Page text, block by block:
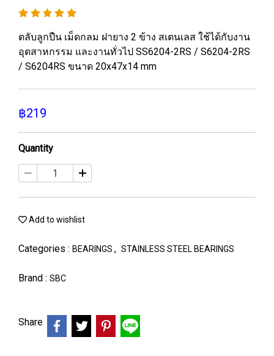
ตลับลูกปืน เม็ดกลม ฝายาง 2 ข้าง สเตนเลส ใช้ได้กับงาน
อุตสาหกรรม และงานทั่วไป SS6204-2RS / S6204-2RS
/ S6204RS ขนาด 20x47x14 mm
฿219
Quantity
Add to wishlist
Categories : BEARINGS , STAINLESS STEEL BEARINGS
Brand : SBC
Share